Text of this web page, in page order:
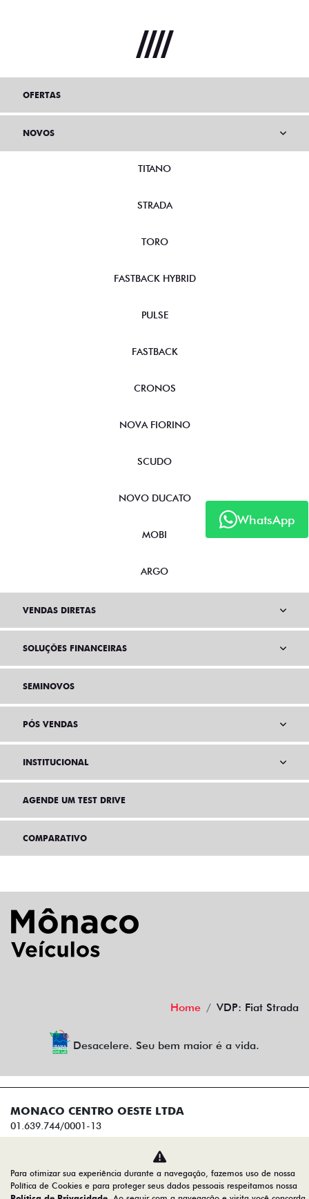
WhatsApp
OFERTAS
NOVOS
TITANO
STRADA
TORO
FASTBACK HYBRID
PULSE
FASTBACK
CRONOS
NOVA FIORINO
SCUDO
NOVO DUCATO
MOBI
ARGO
VENDAS DIRETAS
SOLUÇÕES FINANCEIRAS
SEMINOVOS
PÓS VENDAS
INSTITUCIONAL
AGENDE UM TEST DRIVE
COMPARATIVO
Home VDP: Fiat Strada
Desacelere. Seu bem maior é a vida.
MONACO CENTRO OESTE LTDA
01.639.744/0001-13
Desenvolvido pela DEALERSPACE ® Direitos Reservados.
Para otimizar sua experiência durante a navegação, fazemos uso de nossa
Política de Cookies e para proteger seus dados pessoais respeitamos nossa